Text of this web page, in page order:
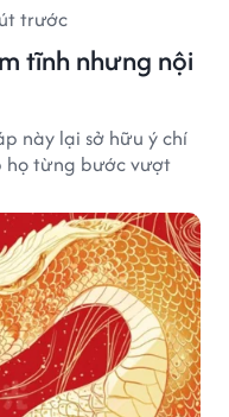
trước
tĩnh nhưng nội
này lại sở hữu ý chí
họ từng bước vượt